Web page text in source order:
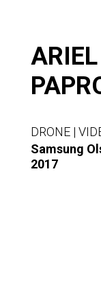
to
ARIEL
DRONE |
Samsung
2017